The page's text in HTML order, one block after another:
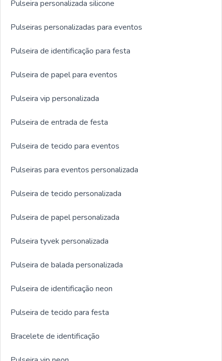
Pulseira personalizada silicone
Pulseiras personalizadas para eventos
Pulseira de identificação para festa
Pulseira de papel para eventos
Pulseira vip personalizada
Pulseira de entrada de festa
Pulseira de tecido para eventos
Pulseiras para eventos personalizada
Pulseira de tecido personalizada
Pulseira de papel personalizada
Pulseira tyvek personalizada
Pulseira de balada personalizada
Pulseira de identificação neon
Pulseira de tecido para festa
Bracelete de identificação